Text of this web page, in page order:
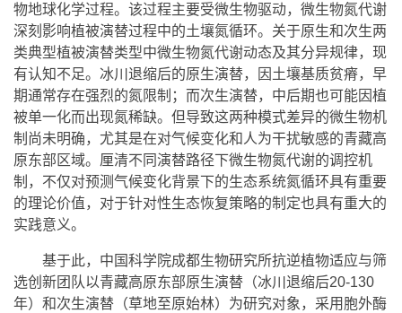
物地球化学过程。该过程主要受微生物驱动，微生物氮代谢
深刻影响植被演替过程中的土壤氮循环。关于原生和次生两
类典型植被演替类型中微生物氮代谢动态及其分异规律，现
有认知不足。冰川退缩后的原生演替，因土壤基质贫瘠，早
期通常存在强烈的氮限制；而次生演替，中后期也可能因植
被单一化而出现氮稀缺。但导致这两种模式差异的微生物机
制尚未明确，尤其是在对气候变化和人为干扰敏感的青藏高
原东部区域。厘清不同演替路径下微生物氮代谢的调控机
制，不仅对预测气候变化背景下的生态系统氮循环具有重要
的理论价值，对于针对性生态恢复策略的制定也具有重大的
实践意义。
基于此，中国科学院成都生物研究所抗逆植物适应与筛
选创新团队以青藏高原东部原生演替（冰川退缩后20-130
年）和次生演替（草地至原始林）为研究对象，采用胞外酶